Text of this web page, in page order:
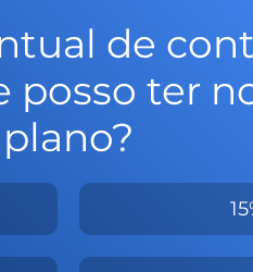
de
posso ter
plano?